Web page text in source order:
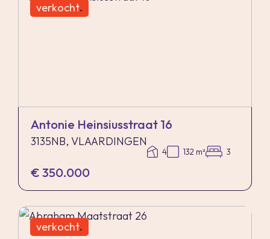
verkocht.
Antonie Heinsiusstraat 16
3135NB, VLAARDINGEN
4 132 m² 3
€ 350.000
verkocht.